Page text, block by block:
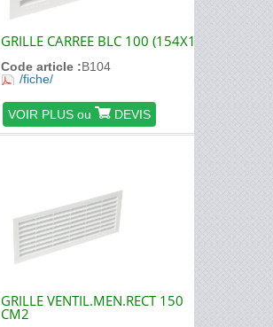
GRILLE CARREE BLC 100 (154X154
Code article :B104
/fiche/
VOIR PLUS ou DEVIS
GRILLE VENTIL.MEN.RECT 150
CM2